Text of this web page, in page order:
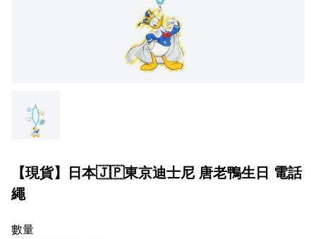
【現貨】日本🇯🇵東京迪士尼 唐老鴨生日 電話
繩
數量